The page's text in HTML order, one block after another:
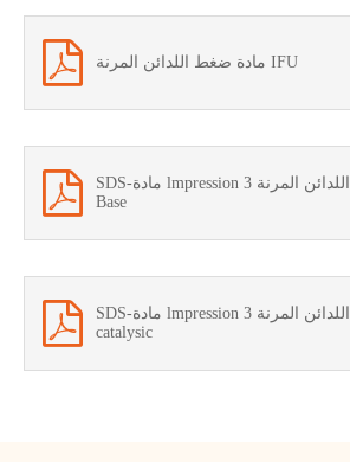
مادة ضغط اللدائن المرنة IFU
SDS-مادة lmpression من النوع اللدائن المرنة 3-
Base
SDS-مادة lmpression من النوع اللدائن المرنة 3-
catalysic